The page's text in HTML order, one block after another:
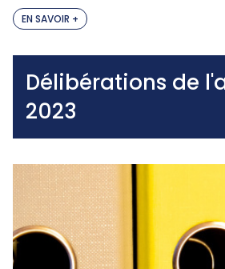
EN SAVOIR +
Délibérations de
2023